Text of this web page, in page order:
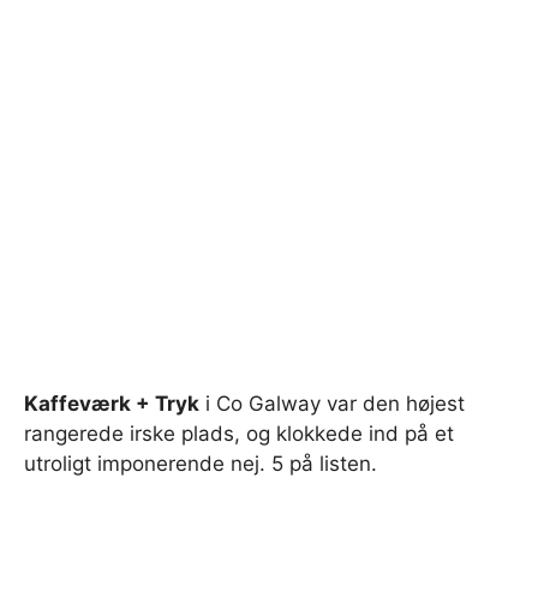
Kaffeværk + Tryk i Co Galway var den højest
rangerede irske plads, og klokkede ind på et
utroligt imponerende nej. 5 på listen.